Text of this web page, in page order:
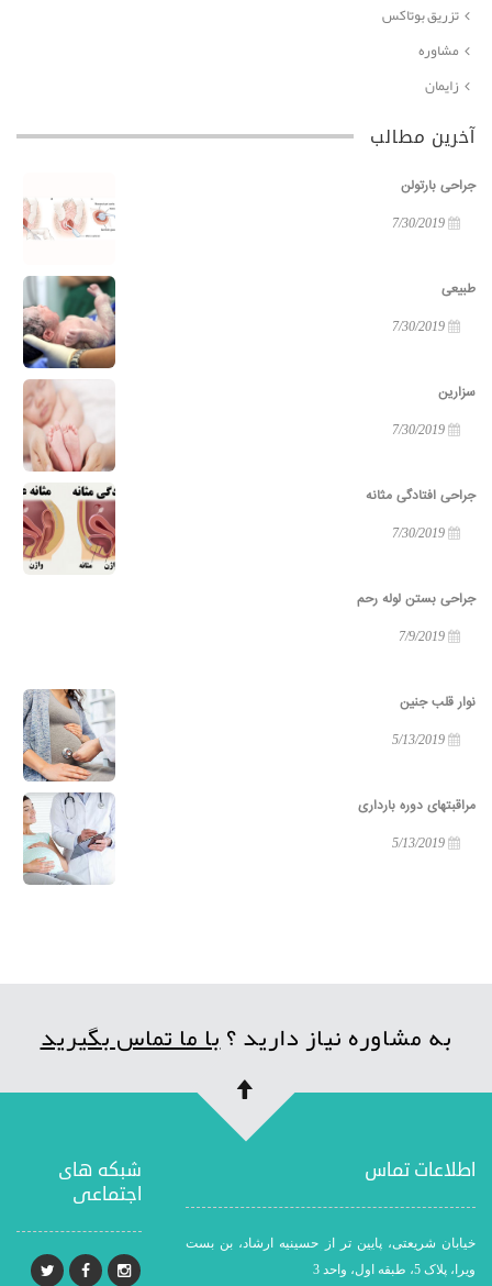
تزریق بوتاکس
مشاوره
زایمان
آخرین مطالب
جراحی بارتولن
طبیعی
سزارین
جراحی افتادگی مثانه
جراحی بستن لوله رحم
نوار قلب جنین
مراقبتهای دوره بارداری
به مشاوره نیاز دارید ؟با ما تماس بگیرید
اطلاعات تماس
خیابان شریعتی، پایین تر از حسینیه ارشاد، بن بست
ویرا، پلاک 5، طبقه اول، واحد 3
شبکه های
اجتماعی